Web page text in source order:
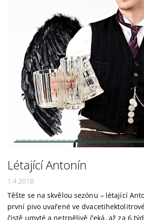
Létající Antonín
1.4.2018
Těšte se na skvělou sezónu – létající
první pivo uvařené ve
čistě umyté a netrpělivě čeká, až za 6